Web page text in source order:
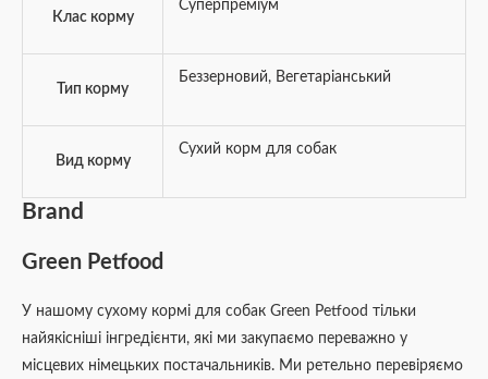
Клас корму
Суперпреміум
Тип корму
Беззерновий, Вегетаріанський
Вид корму
Сухий корм для собак
Brand
Green Petfood
У нашому сухому кормі для собак Green Petfood тільки
найякісніші інгредієнти, які ми закупаємо переважно у
місцевих німецьких постачальників. Ми ретельно перевіряємо